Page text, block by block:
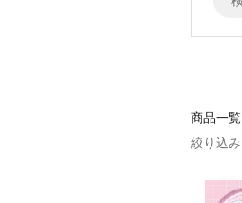
商品一覧
絞り込み